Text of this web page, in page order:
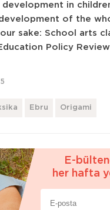
development in
of the
sake: School arts
Policy Review
Ebru Origami
E-
her hafta